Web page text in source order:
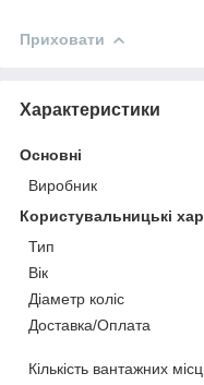
Приховати
Характеристики
Основні
Виробник
Користувальницькі
Тип
Вік
Діаметр коліс
Доставка/Оплата
Кількість вантажних